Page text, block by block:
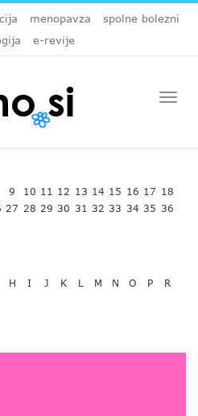
menopavza
spolne bolezni
e-revije
9 10 11 12 13 14 15 16 17 18
27 28 29 30 31 32 33 34 35 36
H I J K L M N O P
R